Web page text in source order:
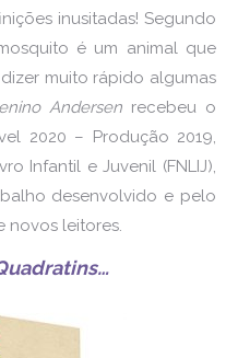
inusitadas! Segundo
é um animal que
muito rápido algumas
Andersen recebeu o
2020 – Produção 2019,
Infantil e Juvenil (FNLIJ),
desenvolvido e pelo
novos leitores.